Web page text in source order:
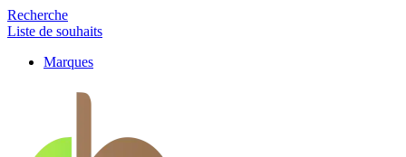
Recherche
Liste de souhaits
Marques